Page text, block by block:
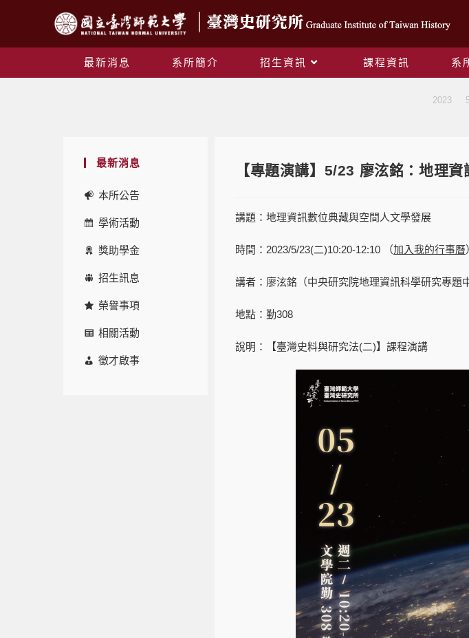
最新消息 系所簡介 招生資訊 課程資訊 系
2023
最新消息
本所公告
學術活動
獎助學金
招生訊息
榮譽事項
相關活動
徵才啟事
【專題演講】5/23 廖泫銘：地理
講題：地理資訊數位典藏與空間人文學發展
時間：2023/5/23(二)10:20-12:10 （加入我的行事曆
講者：廖泫銘（中央研究院地理資訊科學研究專題
地點：勤308
說明：【臺灣史料與研究法(二)】課程演講